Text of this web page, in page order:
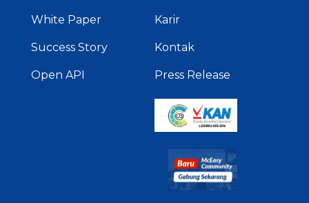
White Paper
Success Story
Open API
Karir
Kontak
Press Release